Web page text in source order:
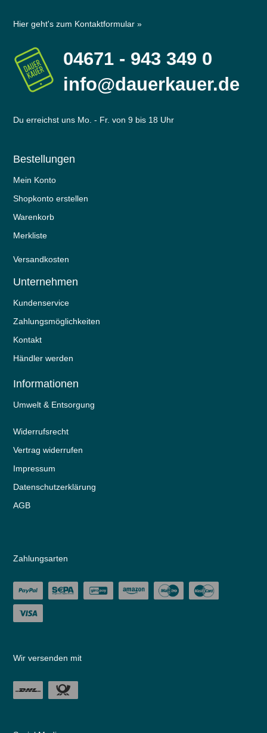
Hier geht's zum Kontaktformular »
04671 - 943 349 0
info@dauerkauer.de
Du erreichst uns Mo. - Fr. von 9 bis 18 Uhr
Bestellungen
Mein Konto
Shopkonto erstellen
Warenkorb
Merkliste
Versandkosten
Unternehmen
Kundenservice
Zahlungsmöglichkeiten
Kontakt
Händler werden
Informationen
Umwelt & Entsorgung
Widerrufs­recht
Vertrag widerrufen
Impressum
Daten­schutz­erklärung
AGB
Zahlungsarten
Wir versenden mit